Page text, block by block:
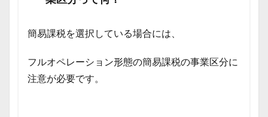
簡易課税を選択している場合には、
フルオペレーション形態の簡易課税の事業区分に
注意が必要です。